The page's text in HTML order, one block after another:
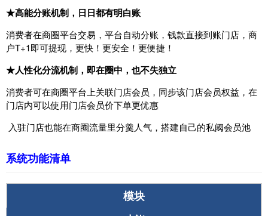
★高能分账机制，日日都有明白账
消费者在商圈平台交易，平台自动分账，钱款直接到账门店，商
户T+1即可提现，更快！更安全！更便捷！
★人性化分流机制，即在圈中，也不失独立
消费者可在商圈平台上关联门店会员，同步该门店会员权益，在
门店内可以使用门店会员价下单更优惠
入驻门店也能在商圈流量里分羹人气，搭建自己的私阈会员池
系统功能清单
模块